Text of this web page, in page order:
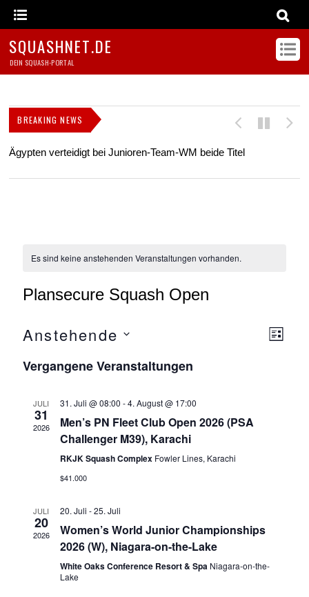
SQUASHNET.DE
DEIN SQUASH-PORTAL
BREAKING NEWS
Ägypten verteidigt bei Junioren-Team-WM beide Titel
Es sind keine anstehenden Veranstaltungen vorhanden.
Plansecure Squash Open
L
Anstehende
a
Vergangene Veranstaltungen
JULI
31
2026
31. Juli @ 08:00 -4. August @ 17:00
Men’s PN Fleet Club Open 2026 (PSA
Challenger M39), Karachi
RKJK Squash Complex Fowler Lines, Karachi
$41.000
JULI
20
2026
20. Juli -25. Juli
Women’s World Junior Championships
2026 (W), Niagara-on-the-Lake
White Oaks Conference Resort & Spa Niagara-on-the-
Lake